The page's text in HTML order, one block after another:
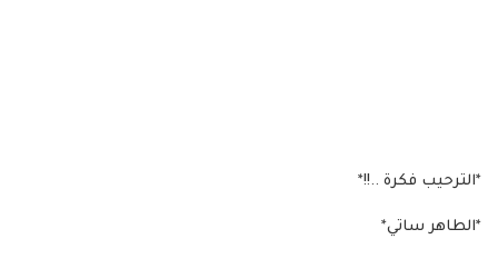
*الترحيب فكرة ..!!*
*الطاهر ساتي*